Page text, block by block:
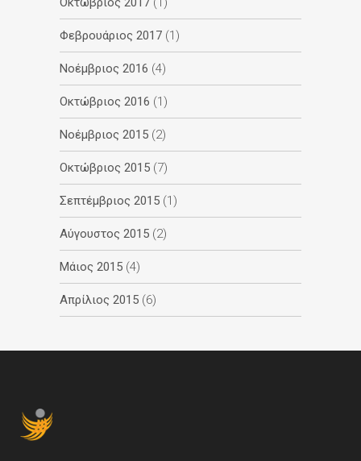
Φεβρουάριος 2017 (1)
Νοέμβριος 2016 (4)
Οκτώβριος 2016 (1)
Νοέμβριος 2015 (2)
Οκτώβριος 2015 (7)
Σεπτέμβριος 2015 (1)
Αύγουστος 2015 (2)
Μάιος 2015 (4)
Απρίλιος 2015 (6)